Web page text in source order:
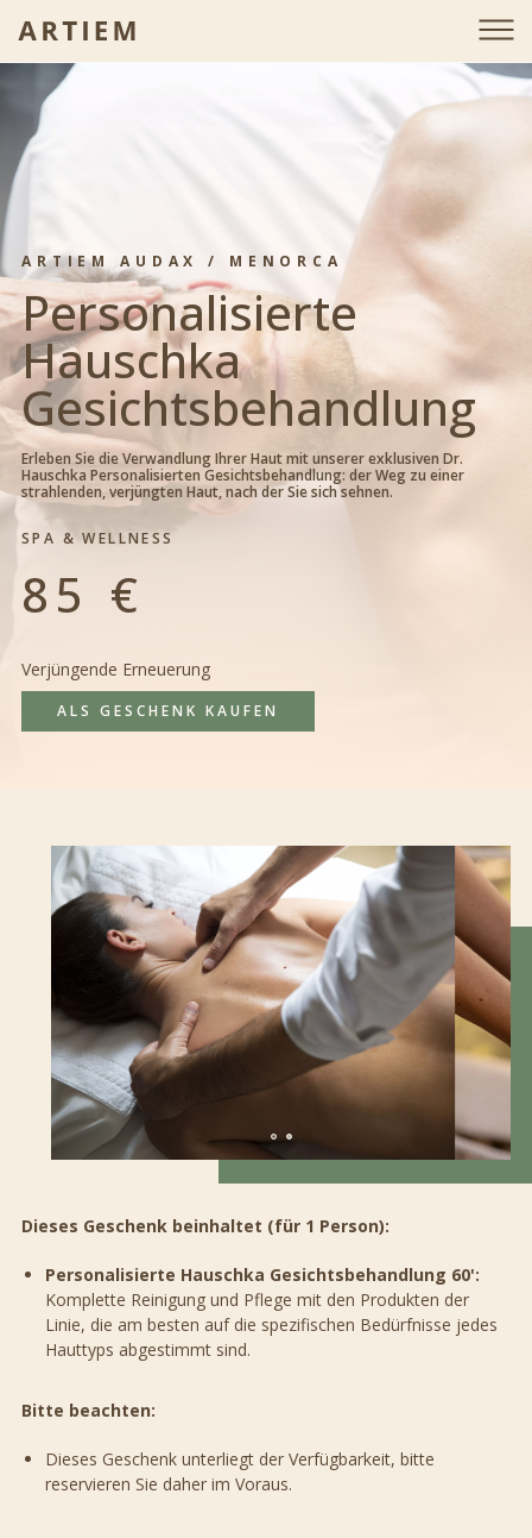
ARTIEM AUDAX / MENORCA
Personalisierte
Hauschka
Gesichtsbehandlung
Erleben Sie die Verwandlung Ihrer Haut mit unserer exklusiven Dr.
Hauschka Personalisierten Gesichtsbehandlung: der Weg zu einer
strahlenden, verjüngten Haut, nach der Sie sich sehnen.
SPA & WELLNESS
85 €
Verjüngende Erneuerung
ALS GESCHENK KAUFEN
Dieses Geschenk beinhaltet (für 1 Person):
Personalisierte Hauschka Gesichtsbehandlung 60':
Komplette Reinigung und Pflege mit den Produkten der
Linie, die am besten auf die spezifischen Bedürfnisse jedes
Hauttyps abgestimmt sind.
Bitte beachten:
Dieses Geschenk unterliegt der Verfügbarkeit, bitte
reservieren Sie daher im Voraus.